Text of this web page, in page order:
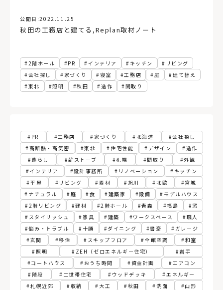
公開日:2022.11.25
秋田の工務店と建てる ,Replan取材ノート
2階ホール PR インテリア キッチン
リビング
会社探し
家づくり 寝室 工務店 庭
建て替え
東北
照明 秋田 造作 間取り
PR 工務店 家づくり 北海道
会社探し
高断熱・高気密
東北 住宅性能 デザイン
造作
暮らし
薪ストーブ 札幌 間取り
外観
インテリア
設計事務所 リノベーション
キッチン
平屋
リビング 素材 旭川 北欧
宮城
ナチュラル
庭 食 建築家 設備
モデルハウス
2階リビング
建材 2階ホール 青森 福島
窓
スタイリッシュ
家具 建築 ワークスペース
職人
悩み・トラブル
十勝 ダイニング 書斎
ガレージ
玄関
移住 スキップフロア 全館空調
和室
照明
ZEH（ゼロエネルギー住宅）
岩手
コートハウス
おうち時間 資金計画
エアコン
階段
二世帯住宅 ウッドデッキ
エネルギー
札幌近郊
収納 大工 秋田 洗面
山形